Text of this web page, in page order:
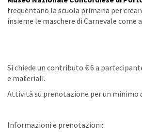
frequentano la scuola primaria per
insieme le maschere di Carnevale come
Si chiede un contributo € 6 a
e materiali.
Attività su prenotazione per un minimo
Informazioni e prenotazioni: